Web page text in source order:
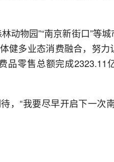
动物园”“南京新街口”等
健多业态消费融合，努力
品零售总额完成2323.11
，“我要尽早开启下一次